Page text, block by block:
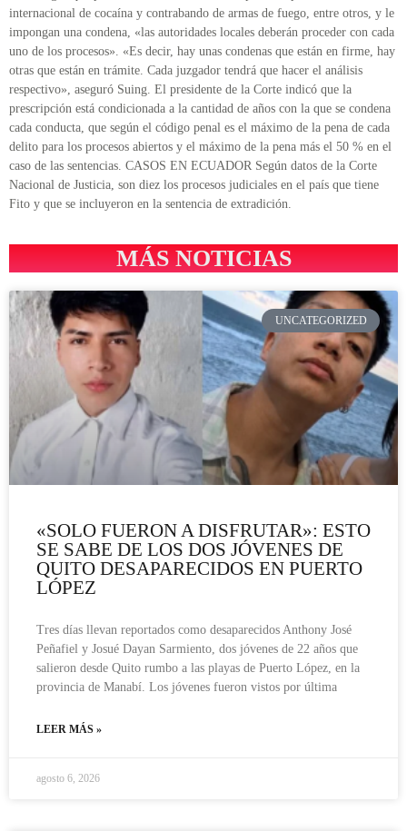
internacional de cocaína y contrabando de armas de fuego, entre otros, y le
impongan una condena, «las autoridades locales deberán proceder con cada
uno de los procesos». «Es decir, hay unas condenas que están en firme, hay
otras que están en trámite. Cada juzgador tendrá que hacer el análisis
respectivo», aseguró Suing. El presidente de la Corte indicó que la
prescripción está condicionada a la cantidad de años con la que se condena
cada conducta, que según el código penal es el máximo de la pena de cada
delito para los procesos abiertos y el máximo de la pena más el 50 % en el
caso de las sentencias. CASOS EN ECUADOR Según datos de la Corte
Nacional de Justicia, son diez los procesos judiciales en el país que tiene
Fito y que se incluyeron en la sentencia de extradición.
MÁS NOTICIAS
UNCATEGORIZED
«SOLO FUERON A DISFRUTAR»: ESTO
SE SABE DE LOS DOS JÓVENES DE
QUITO DESAPARECIDOS EN PUERTO
LÓPEZ
Tres días llevan reportados como desaparecidos Anthony José
Peñafiel y Josué Dayan Sarmiento, dos jóvenes de 22 años que
salieron desde Quito rumbo a las playas de Puerto López, en la
provincia de Manabí. Los jóvenes fueron vistos por última
LEER MÁS »
agosto 6, 2026